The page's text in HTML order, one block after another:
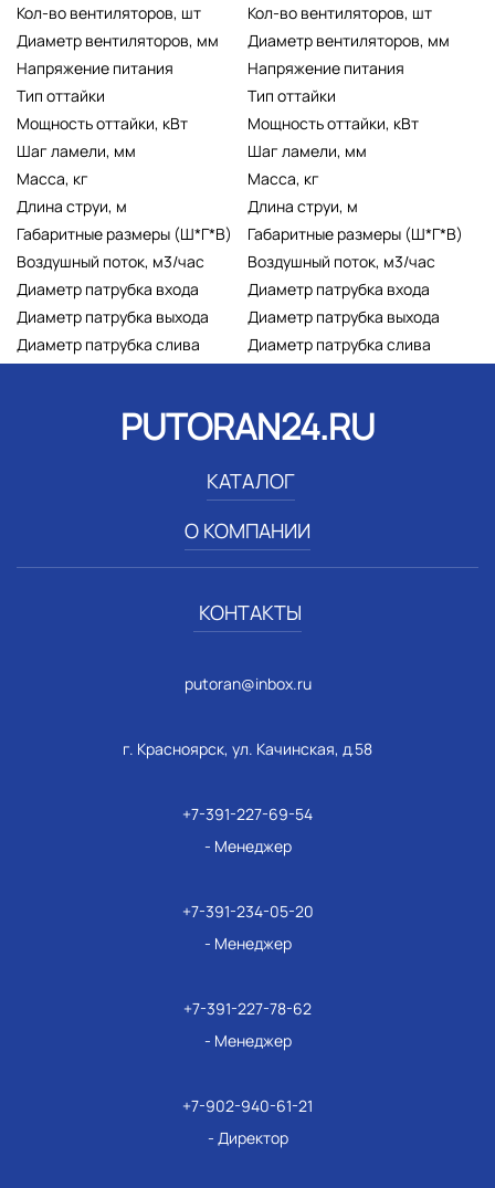
Кол-во вентиляторов, шт
Кол-во вентиляторов, шт
Диаметр вентиляторов, мм
Диаметр вентиляторов, мм
Напряжение питания
Напряжение питания
Тип оттайки
Тип оттайки
Мощность оттайки, кВт
Мощность оттайки, кВт
Шаг ламели, мм
Шаг ламели, мм
Масса, кг
Масса, кг
Длина струи, м
Длина струи, м
Габаритные размеры (Ш*Г*В)
Габаритные размеры (Ш*Г*В)
Воздушный поток, м3/час
Воздушный поток, м3/час
Диаметр патрубка входа
Диаметр патрубка входа
Диаметр патрубка выхода
Диаметр патрубка выхода
Диаметр патрубка слива
Диаметр патрубка слива
PUTORAN24.RU
КАТАЛОГ
О КОМПАНИИ
КОНТАКТЫ
putoran@inbox.ru
г. Красноярск, ул. Качинская, д.58
+7-391-227-69-54
- Менеджер
+7-391-234-05-20
- Менеджер
+7-391-227-78-62
- Менеджер
+7-902-940-61-21
- Директор